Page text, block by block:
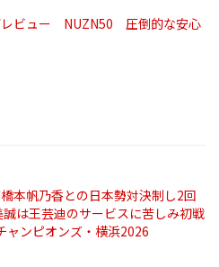
レビュー NUZN50 圧倒的な安心
本帆乃香との日本勢対決制し2回
は王芸迪のサービスに苦しみ初戦
ャンピオンズ・横浜2026